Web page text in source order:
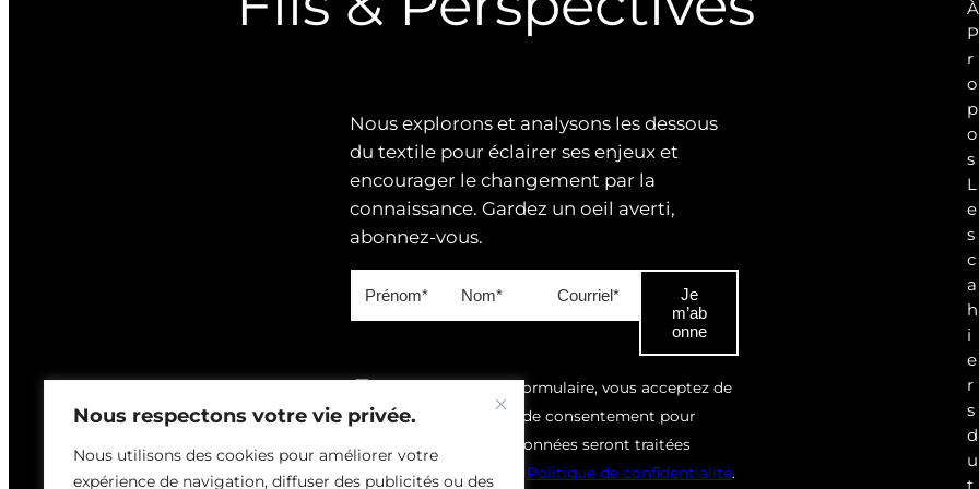
Nous respectons votre vie privée.
Nous utilisons des cookies pour améliorer votre
expérience de navigation, diffuser des publicités ou des
Nous explorons et analysons les dessous
du textile pour éclairer ses enjeux et
encourager le changement par la
connaissance. Gardez un oeil averti,
abonnez-vous.
Je
m’ab
onne
En soumettant ce formulaire, vous acceptez de
recevoir une demande de consentement pour
notre newsletter. Vos données seront traitées
conformément à notre Politique de confidentialité.
À
P
r
o
p
o
s
L
e
s
c
a
h
i
e
r
s
d
u